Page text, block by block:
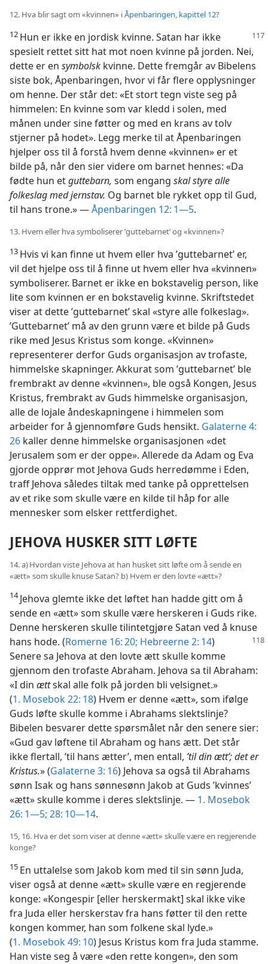
12. Hva blir sagt om «kvinnen» iÅpenbaringen, kapittel 12?
12 Hun er ikke en jordisk kvinne. Satan har ikke
spesielt rettet sitt hat mot noen kvinne på jorden. Nei,
dette er en symbolsk kvinne. Dette fremgår av Bibelens
siste bok, Åpenbaringen, hvor vi får flere opplysninger
om henne. Der står det: «Et stort tegn viste seg på
himmelen: En kvinne som var kledd i solen, med
månen under sine føtter og med en krans av tolv
stjerner på hodet». Legg merke til at Åpenbaringen
hjelper oss til å forstå hvem denne «kvinnen» er et
bilde på, når den sier videre om barnet hennes: «Da
fødte hun etguttebarn, som engang skal styre alle
folkeslag med jernstav. Og barnet ble rykket opp til Gud,
til hans trone.» —Åpenbaringen 12: 1—5.
13. Hvem eller hva symboliserer ’guttebarnet’ og «kvinnen»?
13 Hvis vi kan finne ut hvem eller hva ’guttebarnet’ er,
vil det hjelpe oss til å finne ut hvem eller hva «kvinnen»
symboliserer. Barnet er ikke en bokstavelig person, like
lite som kvinnen er en bokstavelig kvinne. Skriftstedet
viser at dette ’guttebarnet’ skal «styre alle folkeslag».
’Guttebarnet’ må av den grunn være et bilde på Guds
rike med Jesus Kristus som konge. «Kvinnen»
representerer derfor Guds organisasjon av trofaste,
himmelske skapninger. Akkurat som ’guttebarnet’ ble
frembrakt av denne «kvinnen», ble også Kongen, Jesus
Kristus, frembrakt av Guds himmelske organisasjon,
alle de lojale åndeskapningene i himmelen som
arbeider for å gjennomføre Guds hensikt. Galaterne 4:
26 kaller denne himmelske organisasjonen «det
Jerusalem som er der oppe». Allerede da Adam og Eva
gjorde opprør mot Jehova Guds herredømme i Eden,
traff Jehova således tiltak med tanke på opprettelsen
av et rike som skulle være en kilde til håp for alle
mennesker som elsker rettferdighet.
JEHOVA HUSKER SITT LØFTE
14. a) Hvordan viste Jehova at han husket sitt løfte om å sende en
«ætt» som skulle knuse Satan? b) Hvem er den lovte «ætt»?
14Jehova glemte ikke det løftet han hadde gitt om å
sende en «ætt» som skulle være herskeren i Guds rike.
Denne herskeren skulle tilintetgjøre Satan ved å knuse
hans hode. (Romerne 16: 20; Hebreerne 2: 14)
Senere sa Jehova at den lovte ætt skulle komme
gjennom den trofaste Abraham. Jehova sa til Abraham:
«I din ættskal alle folk på jorden bli velsignet.»
(1. Mosebok 22: 18) Hvem er denne «ætt», som ifølge
Guds løfte skulle komme i Abrahams slektslinje?
Bibelen besvarer dette spørsmålet når den senere sier:
«Gud gav løftene til Abraham og hans ætt. Det står
ikke flertall, ’til hans ætter’, men entall, ’til din ætt’; det er
Kristus.» (Galaterne 3: 16) Jehova sa også til Abrahams
sønn Isak og hans sønnesønn Jakob at Guds ’kvinnes’
«ætt» skulle komme i deres slektslinje. — 1. Mosebok
26: 1—5; 28: 10—14.
15, 16. Hva er det som viser at denne «ætt» skulle være en regjerende
konge?
15 En uttalelse som Jakob kom med til sin sønn Juda,
viser også at denne «ætt» skulle være en regjerende
konge: «Kongespir [eller herskermakt] skal ikke vike
fra Juda eller herskerstav fra hans føtter til den rette
kongen kommer, han som folkene skal lyde.»
(1. Mosebok 49: 10) Jesus Kristus kom fra Juda stamme.
Han viste seg å være «den rette kongen», den som